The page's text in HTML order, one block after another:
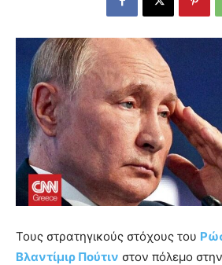
Τους στρατηγικούς στόχους του
Βλαντίμιρ Πούτιν στον πόλεμο στην